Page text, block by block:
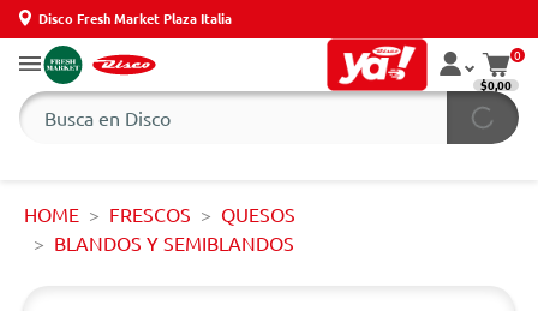
Disco Fresh Market Plaza Italia
0
$0,00
HOME FRESCOS
QUESOS
BLANDOS Y SEMIBLANDOS